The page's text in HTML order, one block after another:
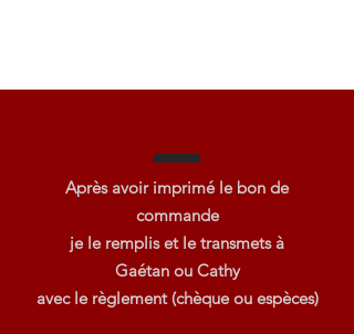
Après avoir imprimé le bon de
commande
je le remplis et le transmets à
Gaétan ou Cathy
avec le règlement (chèque ou espèces)